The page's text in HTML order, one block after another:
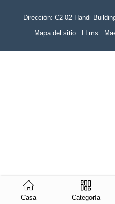
Dirección: C2-02 Handi
Mapa del sitio
LLms
Casa Categoría